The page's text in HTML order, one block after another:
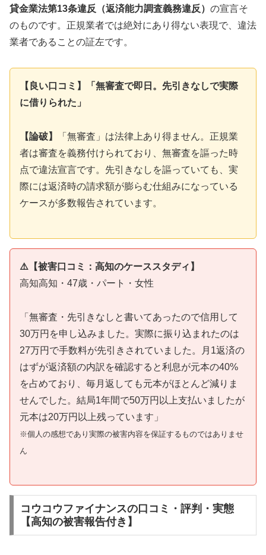
貸金業法第13条違反（返済能力調査義務違反） の宣言そ
のものです。正規業者では絶対にあり得ない表現で、違法
業者であることの証左です。
【良い口コミ】「無審査で即日。先引きなしで実際
に借りられた」
【論破】
「無審査」は法律上あり得ません。正規業
者は審査を義務付けられており、無審査を謳った時
点で違法宣言です。先引きなしを謳っていても、実
際には返済時の請求額が膨らむ仕組みになっている
ケースが多数報告されています。
⚠️【被害口コミ：高知のケーススタディ】
高知高知・47歳・パート・女性
「無審査・先引きなしと書いてあったので信用して
30万円を申し込みました。実際に振り込まれたのは
27万円で手数料が先引きされていました。月1返済の
はずが返済額の内訳を確認すると利息が元本の40%
を占めており、毎月返しても元本がほとんど減りま
せんでした。結局1年間で50万円以上支払いましたが
元本は20万円以上残っています」
※個人の感想であり実際の被害内容を保証するものではありませ
ん
コウコウファイナンスの口コミ・評判・実態
【高知の被害報告付き】